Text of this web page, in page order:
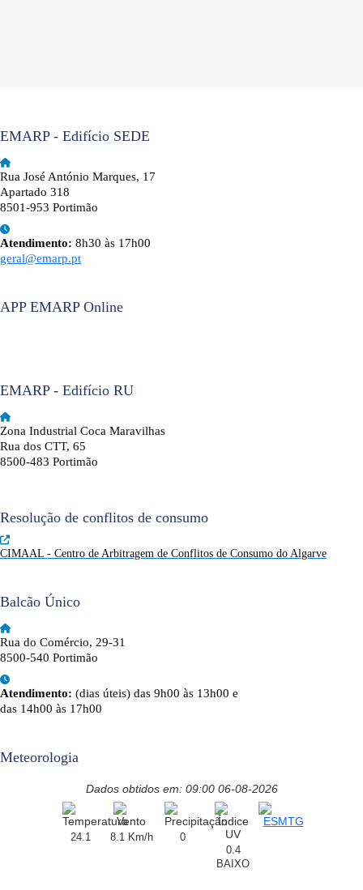
EMARP - Edifício SEDE
Rua José António Marques, 17
Apartado 318
8501-953 Portimão
Atendimento: 8h30 às 17h00
geral@emarp.pt
APP EMARP Online
EMARP - Edifício RU
Zona Industrial Coca Maravilhas
Rua dos CTT, 65
8500-483 Portimão
Resolução de conflitos de consumo
CIMAAL - Centro de Arbitragem de Conflitos de Consumo do Algarve
Balcão Único
Rua do Comércio, 29-31
8500-540 Portimão
Atendimento: (dias úteis) das 9h00 às 13h00 e
das 14h00 às 17h00
Meteorologia
Dados obtidos em: 09:00 06-08-2026
24.1 8.1 Km/h
0
0.4
BAIXO